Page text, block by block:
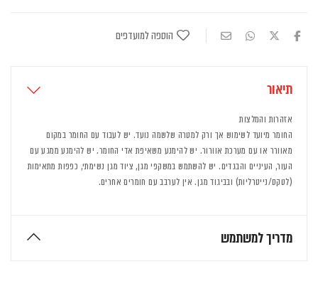
הוספה למועדפים
תיאור
אזהרות והמלצות
החומר מיועד לשימוש אך ורק למטרה שלשמה נועד. יש לעבוד עם החומר במקום
מאוורר או עם מערכת אוורור. יש להימנע משאיפת אדי החומר. יש להימנע ממגע עם
העור, העיניים והבגדים. יש להשתמש במשקפי מגן, ציוד מגן נשימתי, כפפות מתאימות
(לטקס/נייטרליות) ובביגוד מגן. אין לערבב עם חומרים אחרים.
מדריך למשתמש